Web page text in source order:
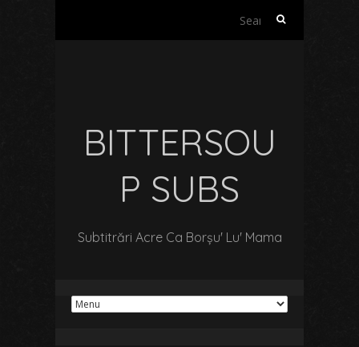
Search
BITTERSOU
P SUBS
Subtitrări Acre Ca Borșu' Lu' Mama